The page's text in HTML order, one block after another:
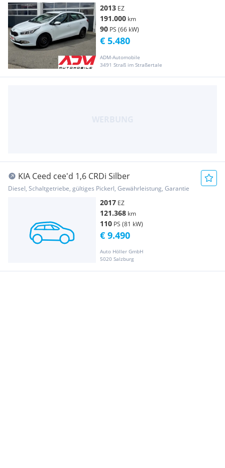
2013 EZ
191.000 km
90 PS (66 kW)
ADM-Automobile
3491 Straß im Straßertale
€ 5.480
KIA Ceed cee'd 1,6 CRDi Silber
Diesel, Schaltgetriebe, gültiges Pickerl, Gewährleistung, Garantie
2017 EZ
121.368 km
110 PS (81 kW)
Auto Höller GmbH
5020 Salzburg
€ 9.490